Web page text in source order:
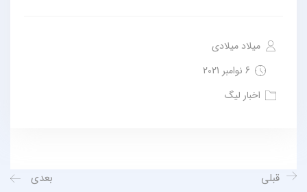
میلاد میلادی
6 نوامبر 2021
اخبار لیگ
قبلی بعدی